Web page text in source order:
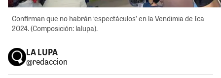
Confirman que no habrán ‘espectáculos’ en la Vendimia de Ica
2024. (Composición: lalupa).
LA LUPA
@redaccion